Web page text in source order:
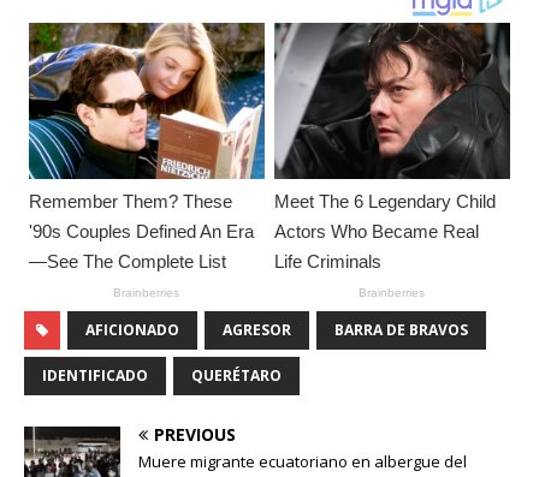
AFICIONADO AGRESOR BARRA DE BRAVOS
IDENTIFICADO QUERÉTARO
PREVIOUS
Muere migrante ecuatoriano en albergue del